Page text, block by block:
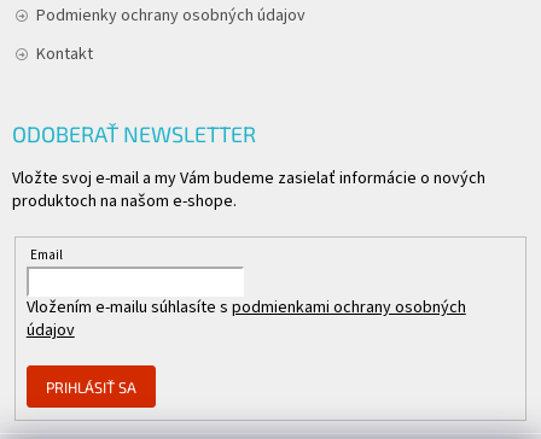
Podmienky ochrany osobných údajov
Kontakt
ODOBERAŤ NEWSLETTER
Vložte svoj e-mail a my Vám budeme zasielať informácie o nových
produktoch na našom e-shope.
Email
Vložením e-mailu súhlasíte s podmienkami ochrany osobných
údajov
PRIHLÁSIŤ SA